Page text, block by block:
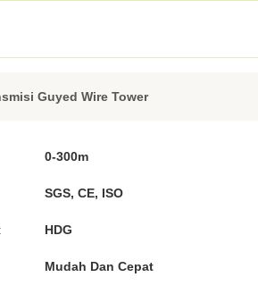
Guyed Wire Tower
0-300m
SGS, CE, ISO
HDG
Mudah Dan Cepat